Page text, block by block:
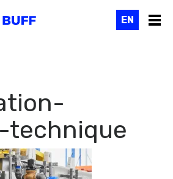
EN
technique